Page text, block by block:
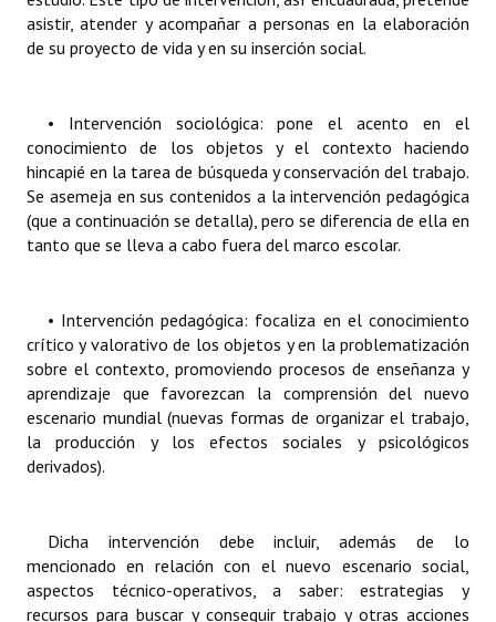
asistir, atender y acompañar a personas en la elaboración
de su proyecto de vida y en su inserción social.
• Intervención sociológica: pone el acento en el
conocimiento de los objetos y el contexto haciendo
hincapié en la tarea de búsqueda y conservación del trabajo.
Se asemeja en sus contenidos a la intervención pedagógica
(que a continuación se detalla), pero se diferencia de ella en
tanto que se lleva a cabo fuera del marco escolar.
• Intervención pedagógica: focaliza en el conocimiento
crítico y valorativo de los objetos y en la problematización
sobre el contexto, promoviendo procesos de enseñanza y
aprendizaje que favorezcan la comprensión del nuevo
escenario mundial (nuevas formas de organizar el trabajo,
la producción y los efectos sociales y psicológicos
derivados).
Dicha intervención debe incluir, además de lo
mencionado en relación con el nuevo escenario social,
aspectos técnico-operativos, a saber: estrategias y
recursos para buscar y conseguir trabajo y otras acciones